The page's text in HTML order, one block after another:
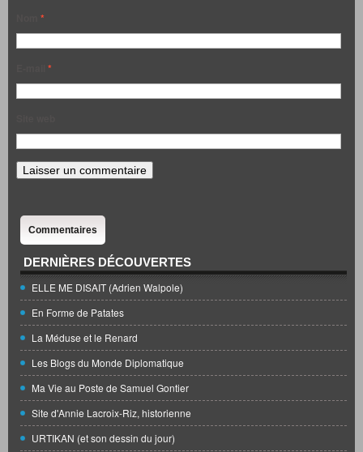
*
*
Commentaires
DERNIÈRES DÉCOUVERTES
ELLE ME DISAIT (Adrien Walpole)
En Forme de Patates
La Méduse et le Renard
Les Blogs du Monde Diplomatique
Ma Vie au Poste de Samuel Gontier
Site d'Annie Lacroix-Riz, historienne
URTIKAN (et son dessin du jour)